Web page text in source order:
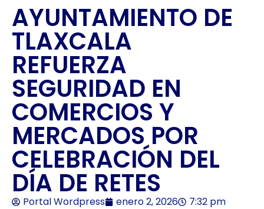
AYUNTAMIENTO DE
TLAXCALA
REFUERZA
SEGURIDAD EN
COMERCIOS Y
MERCADOS POR
CELEBRACIÓN DEL
DÍA DE RETES
Portal Wordpress enero 2, 2026 7:32 pm